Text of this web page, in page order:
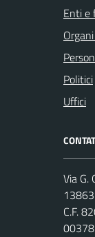
Enti e
Politici
Uffici
Via G.
C.F.